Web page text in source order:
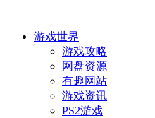
游戏世界
游戏攻略
网盘资源
有趣网站
游戏资讯
PS2游戏